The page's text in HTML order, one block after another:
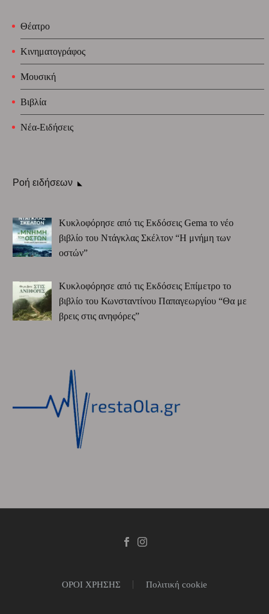
Θέατρο
Κινηματογράφος
Μουσική
Βιβλία
Νέα-Ειδήσεις
Ροή ειδήσεων
Κυκλοφόρησε από τις Εκδόσεις Gema το νέο
βιβλίο του Ντάγκλας Σκέλτον “Η μνήμη των
οστών”
Κυκλοφόρησε από τις Εκδόσεις Επίμετρο το
βιβλίο του Κωνσταντίνου Παπαγεωργίου “Θα με
βρεις στις ανηφόρες”
ΟΡΟΙ ΧΡΗΣΗΣ Πολιτική cookie